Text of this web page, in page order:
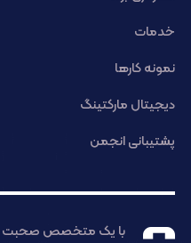
خدمات
نمونه کارها
دیجیتال مارکتینگ
پشتیبانی انجمن
با یک متخصص صحبت